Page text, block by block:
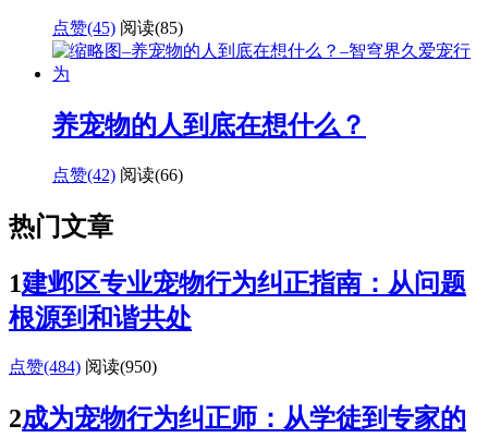
点赞(45) 阅读(85)
养宠物的人到底在想什么？
点赞(42) 阅读(66)
热门文章
1建邺区专业宠物行为纠正指南：从问题
根源到和谐共处
点赞(484) 阅读(950)
2成为宠物行为纠正师：从学徒到专家的